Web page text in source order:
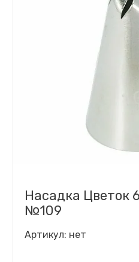
Насадка Цветок
№109
Артикул: нет